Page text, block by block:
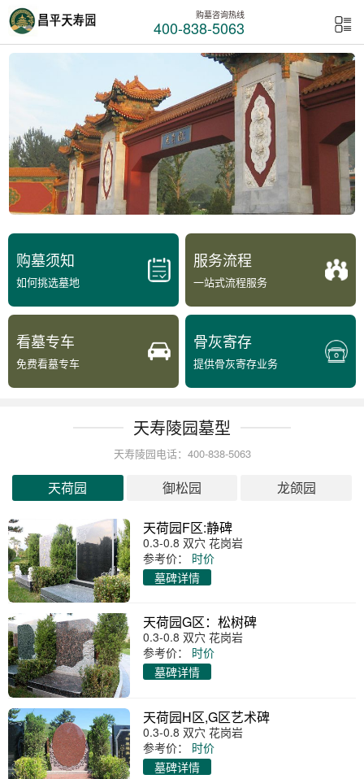
购墓咨询热线
400-838-5063
购墓须知
如何挑选墓地
服务流程
一站式流程服务
看墓专车
免费看墓专车
骨灰寄存
提供骨灰寄存业务
天寿陵园墓型
天寿陵园电话：400-838-5063
天荷园 御松园 龙颌园
天荷园F区:静碑
0.3-0.8 双穴 花岗岩
参考价：
时价
墓碑详情
天荷园G区：松树碑
0.3-0.8 双穴 花岗岩
参考价：
时价
墓碑详情
天荷园H区,G区艺术碑
0.3-0.8 双穴 花岗岩
参考价：
时价
墓碑详情